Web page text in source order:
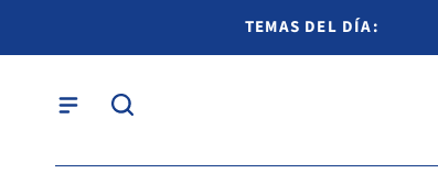
TEMAS DEL DÍA: